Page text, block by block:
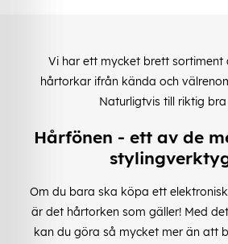
Vi har ett mycket brett sortiment
hårtorkar ifrån kända och
Naturligtvis till riktig bra
Hårfönen - ett av de
Om du bara ska köpa ett
är det hårtorken som gäller! Med
kan du göra så mycket mer än att